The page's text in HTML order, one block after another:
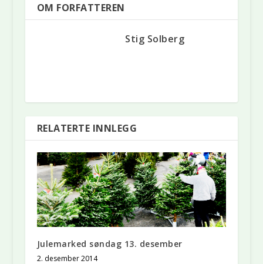
OM FORFATTEREN
Stig Solberg
RELATERTE INNLEGG
Julemarked søndag 13. desember
2. desember 2014